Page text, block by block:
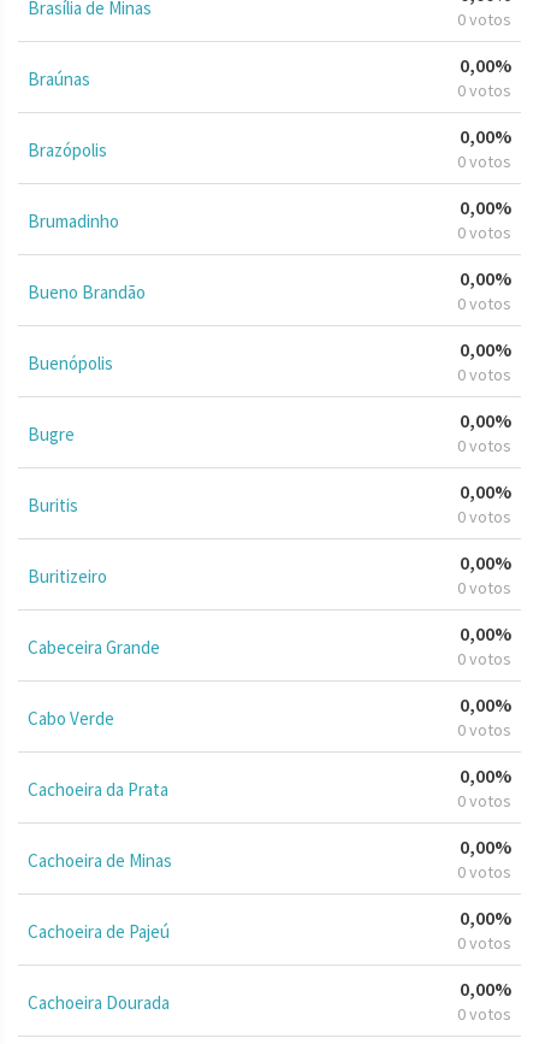
Brasília de Minas 0 votos
Braúnas
0,00%
0 votos
Brazópolis
0,00%
0 votos
Brumadinho
0,00%
0 votos
Bueno Brandão
0,00%
0 votos
Buenópolis
0,00%
0 votos
Bugre
0,00%
0 votos
Buritis
0,00%
0 votos
Buritizeiro
0,00%
0 votos
Cabeceira Grande
0,00%
0 votos
Cabo Verde
0,00%
0 votos
Cachoeira da Prata
0,00%
0 votos
Cachoeira de Minas
0,00%
0 votos
Cachoeira de Pajeú
0,00%
0 votos
Cachoeira Dourada
0,00%
0 votos